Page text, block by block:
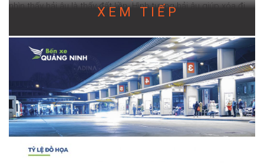
nhìn thấy hải âu là thấy đất liền. Hình tượng hải âu giúp xóa đi
đem tới ấn tượng về một thương hiệu hiện đại, năng động, uy
XEM TIẾP